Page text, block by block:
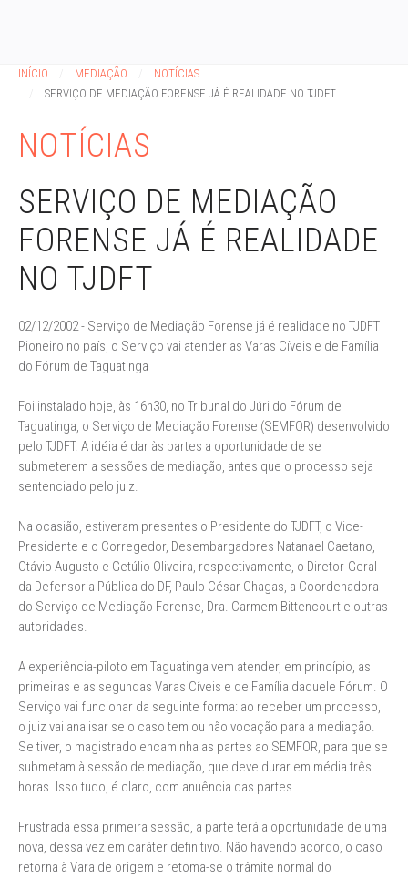
INÍCIO MEDIAÇÃO
NOTÍCIAS
SERVIÇO DE MEDIAÇÃO FORENSE JÁ É REALIDADE NO TJDFT
NOTÍCIAS
SERVIÇO DE MEDIAÇÃO
FORENSE JÁ É REALIDADE
NO TJDFT
02/12/2002 - Serviço de Mediação Forense já é realidade no TJDFT
Pioneiro no país, o Serviço vai atender as Varas Cíveis e de Família
do Fórum de Taguatinga
Foi instalado hoje, às 16h30, no Tribunal do Júri do Fórum de
Taguatinga, o Serviço de Mediação Forense (SEMFOR) desenvolvido
pelo TJDFT. A idéia é dar às partes a oportunidade de se
submeterem a sessões de mediação, antes que o processo seja
sentenciado pelo juiz.
Na ocasião, estiveram presentes o Presidente do TJDFT, o Vice-
Presidente e o Corregedor, Desembargadores Natanael Caetano,
Otávio Augusto e Getúlio Oliveira, respectivamente, o Diretor-Geral
da Defensoria Pública do DF, Paulo César Chagas, a Coordenadora
do Serviço de Mediação Forense, Dra. Carmem Bittencourt e outras
autoridades.
A experiência-piloto em Taguatinga vem atender, em princípio, as
primeiras e as segundas Varas Cíveis e de Família daquele Fórum. O
Serviço vai funcionar da seguinte forma: ao receber um processo,
o juiz vai analisar se o caso tem ou não vocação para a mediação.
Se tiver, o magistrado encaminha as partes ao SEMFOR, para que se
submetam à sessão de mediação, que deve durar em média três
horas. Isso tudo, é claro, com anuência das partes.
Frustrada essa primeira sessão, a parte terá a oportunidade de uma
nova, dessa vez em caráter definitivo. Não havendo acordo, o caso
retorna à Vara de origem e retoma-se o trâmite normal do